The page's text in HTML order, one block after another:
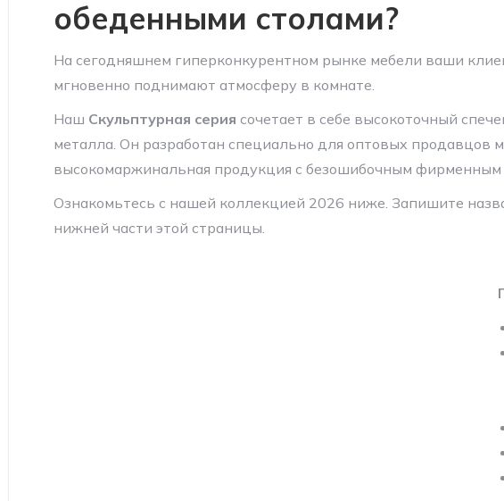
обеденными столами?
На сегодняшнем гиперконкурентном рынке мебели ваши
мгновенно поднимают атмосферу в комнате.
Наш Скульптурная серия сочетает в себе высокоточный
металла. Он разработан специально для оптовых продавцов
высокомаржинальная продукция с безошибочным фирменным
Ознакомьтесь с нашей коллекцией 2026 ниже. Запишите
нижней части этой страницы.